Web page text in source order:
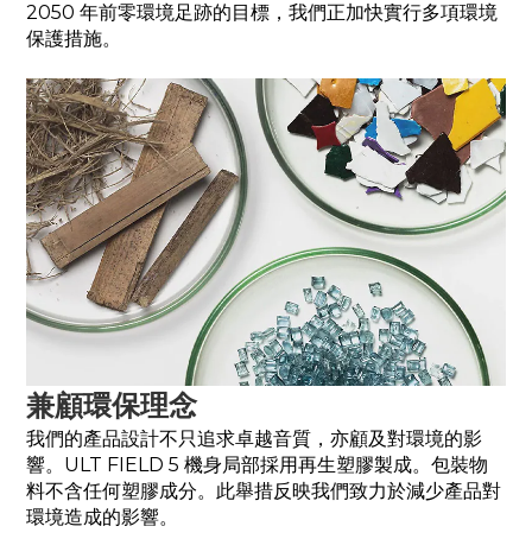
2050 年前零環境足跡的目標，我們正加快實行多項環境
保護措施。
兼顧環保理念
我們的產品設計不只追求卓越音質，亦顧及對環境的影
響。ULT FIELD 5 機身局部採用再生塑膠製成。包裝物
料不含任何塑膠成分。此舉措反映我們致力於減少產品對
環境造成的影響。